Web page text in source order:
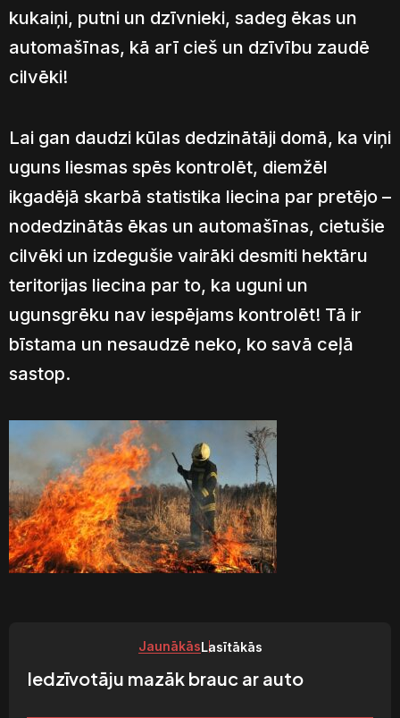
kukaiņi, putni un dzīvnieki, sadeg ēkas un
automašīnas, kā arī cieš un dzīvību zaudē
cilvēki!
Lai gan daudzi kūlas dedzinātāji domā, ka viņi
uguns liesmas spēs kontrolēt, diemžēl
ikgadējā skarbā statistika liecina par pretējo –
nodedzinātās ēkas un automašīnas, cietušie
cilvēki un izdegušie vairāki desmiti hektāru
teritorijas liecina par to, ka uguni un
ugunsgrēku nav iespējams kontrolēt! Tā ir
bīstama un nesaudzē neko, ko savā ceļā
sastop.
JaunākāsLasītākās
Iedzīvotāju mazāk brauc ar auto